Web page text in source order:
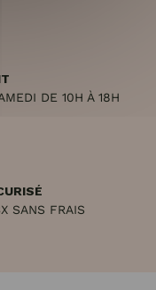
DE 10H À 18H
SANS FRAIS